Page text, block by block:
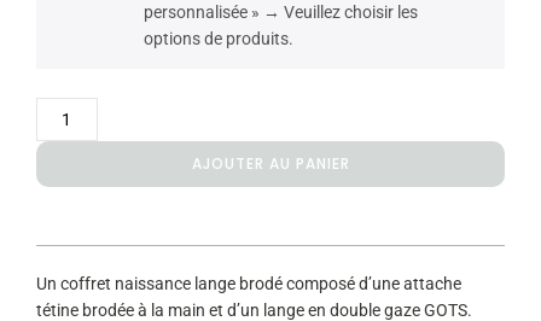
personnalisée » → Veuillez choisir les
options de produits.
AJOUTER AU PANIER
Un coffret naissance lange brodé composé d’une attache
tétine brodée à la main et d’un lange en double gaze GOTS.